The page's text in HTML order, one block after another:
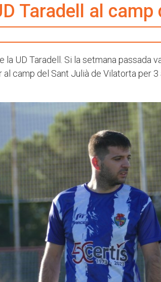
Taradell al camp
UD Taradell. Si la setmana passada
camp del Sant Julià de Vilatorta per